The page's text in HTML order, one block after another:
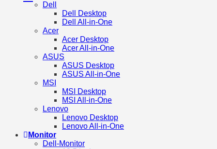
Dell
Dell Desktop
Dell All-in-One
Acer
Acer Desktop
Acer All-in-One
ASUS
ASUS Desktop
ASUS All-in-One
MSI
MSI Desktop
MSI All-in-One
Lenovo
Lenovo Desktop
Lenovo All-in-One
Monitor
Dell-Monitor